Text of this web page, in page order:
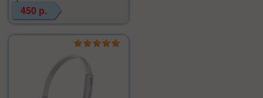
450 р.